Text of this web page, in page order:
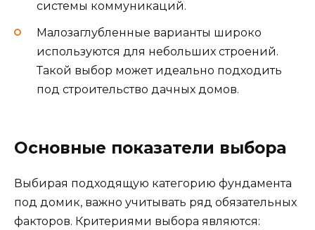
системы коммуникаций.
Малозаглубленные варианты широко
используются для небольших строений.
Такой выбор может идеально подходить
под строительство дачных домов.
Основные показатели выбора
Выбирая подходящую категорию фундамента
под домик, важно учитывать ряд обязательных
факторов. Критериями выбора являются: